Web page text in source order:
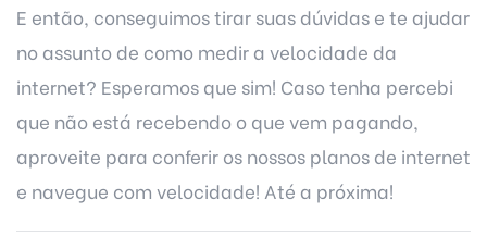
E então, conseguimos tirar suas dúvidas e te ajudar
no assunto de como medir a velocidade da
internet? Esperamos que sim! Caso tenha percebi
que não está recebendo o que vem pagando,
aproveite para conferir os nossos planos de internet
e navegue com velocidade! Até a próxima!